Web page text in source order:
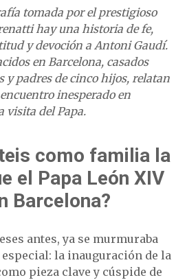
tomada por el prestigioso
hay una historia de fe,
y devoción a Antoni Gaudí.
en Barcelona, casados
y padres de cinco hijos, relatan
inesperado en
visita del Papa.
como familia la
el Papa León XIV
Barcelona?
antes, ya se murmuraba
especial: la inauguración de la
pieza clave y cúspide de